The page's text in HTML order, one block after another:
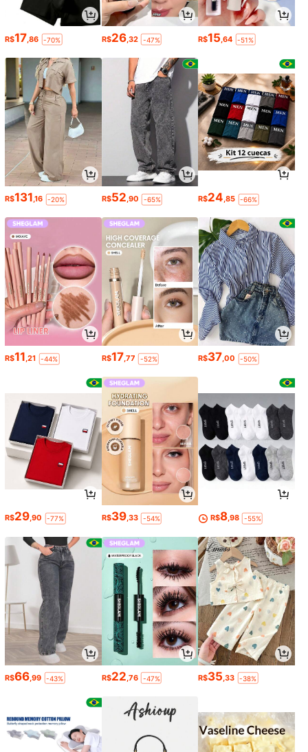
R$17 ,86 -70% R$26,32 -47% R$15 ,64 -51%
R$131,16 -20% R$52,90 -65% R$24,85 -66%
R$11,21 -44% R$17,77 -52% R$37,00 -50%
R$29,90 -77% R$39,33 -54% R$8,98 -55%
R$66 ,99 -43% R$22 ,76 -47% R$35 ,33 -38%